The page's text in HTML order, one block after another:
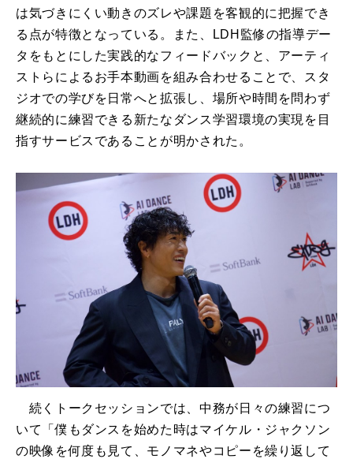
は気づきにくい動きのズレや課題を客観的に把握でき
る点が特徴となっている。また、LDH監修の指導デー
タをもとにした実践的なフィードバックと、アーティ
ストらによるお手本動画を組み合わせることで、スタ
ジオでの学びを日常へと拡張し、場所や時間を問わず
継続的に練習できる新たなダンス学習環境の実現を目
指すサービスであることが明かされた。
続くトークセッションでは、中務が日々の練習につ
いて「僕もダンスを始めた時はマイケル・ジャクソン
の映像を何度も見て、モノマネやコピーを繰り返して